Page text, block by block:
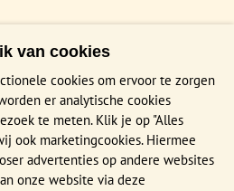
van cookies
cookies om ervoor te zorgen
er analytische cookies
te meten. Klik je op "Alles
ook marketingcookies. Hiermee
advertenties op andere websites
onze website via deze